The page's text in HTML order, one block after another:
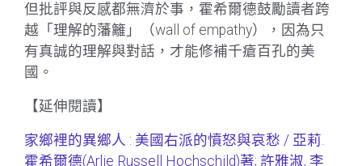
但批評與反感都無濟於事，霍希爾德鼓勵讀者跨
越「理解的藩籬」（wall of empathy），因為只
有真誠的理解與對話，才能修補千瘡百孔的美
國。
【延伸閱讀】
家鄉裡的異鄉人 : 美國右派的憤怒與哀愁 / 亞莉.
霍希爾德(Arlie Russell Hochschild)著; 許雅淑, 李